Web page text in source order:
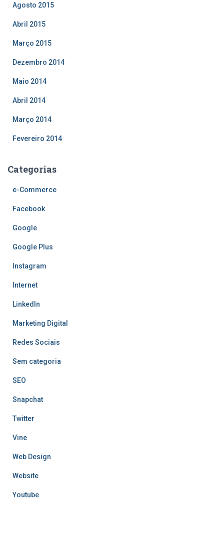
Agosto 2015
Abril 2015
Março 2015
Dezembro 2014
Maio 2014
Abril 2014
Março 2014
Fevereiro 2014
Categorias
e-Commerce
Facebook
Google
Google Plus
Instagram
Internet
LinkedIn
Marketing Digital
Redes Sociais
Sem categoria
SEO
Snapchat
Twitter
Vine
Web Design
Website
Youtube